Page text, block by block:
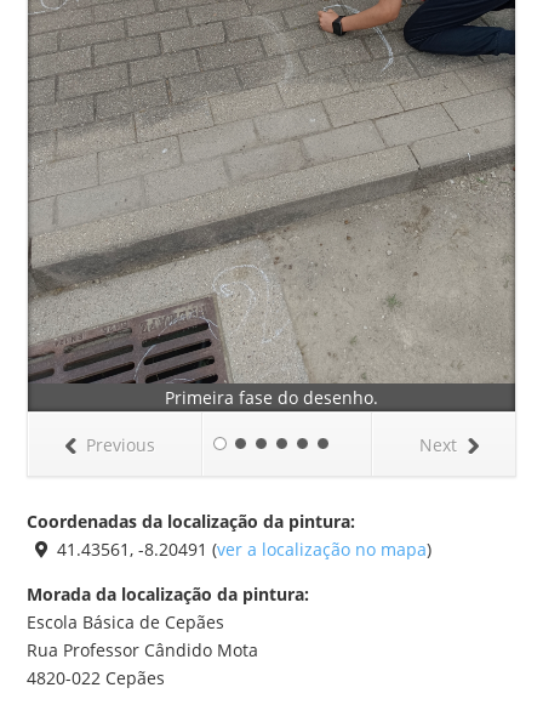
Primeira fase do desenho.
Next
Previous
Coordenadas da localização da pintura:
41.43561, -8.20491 (ver a localização no mapa)
Morada da localização da pintura:
Escola Básica de Cepães
Rua Professor Cândido Mota
4820-022 Cepães